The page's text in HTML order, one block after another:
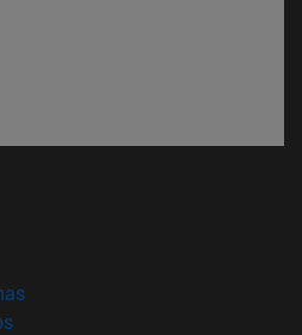
ventana)
(abre en nueva ventana)
(abre en nueva ventana)